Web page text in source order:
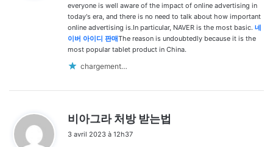
:
everyone is well aware of the impact of online advertising in
today's era, and there is no need to talk about how important
online advertising is.In particular, NAVER is the most basic. 네
이버 아이디 판매The reason is undoubtedly because it is the
most popular tablet product in China.
chargement…
비아그라 처방 받는법
3 avril 2023 à 12h37